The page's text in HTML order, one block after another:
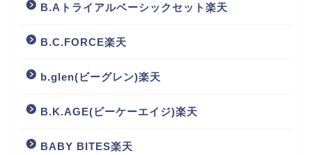
B.Aトライアルベーシックセット楽天
B.C.FORCE楽天
b.glen(ビーグレン)楽天
B.K.AGE(ビーケーエイジ)楽天
BABY BITES楽天